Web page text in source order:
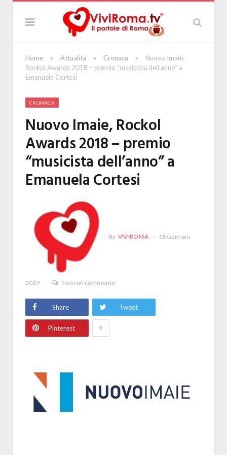
Home » Attualità » Cronaca »
Nuovo Imaie,
Rockol Awards 2018 – premio “musicista dell’anno” a
Emanuela Cortesi
CRONACA
Nuovo Imaie, Rockol
Awards 2018 – premio
“musicista dell’anno” a
Emanuela Cortesi
By VIVIROMA 18 Gennaio
2019 Nessun commento
Share Tweet
Pinterest +